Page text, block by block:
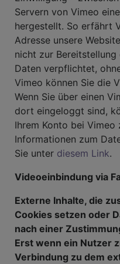
Servern von Vimeo
hergestellt. So erfährt
Adresse unsere
nicht zur Bereitstellung
Daten verpflichtet,
Vimeo können Sie die
Wenn Sie über einen
dort eingeloggt sind,
Ihrem Konto bei
Informationen zum
Sie unter diesem Link.
Videoeinbindung via
Externe Inhalte, die
Cookies setzen oder
nach einer
Erst wenn ein Nutzer
Verbindung zu dem